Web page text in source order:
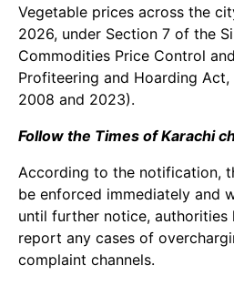
Vegetable prices across the
2026, under Section 7 of the
Commodities Price Control
Profiteering and Hoarding
2008 and 2023).
Follow the Times of Karachi
According to the notification,
be enforced immediately and
until further notice, authorities
report any cases of
complaint channels.